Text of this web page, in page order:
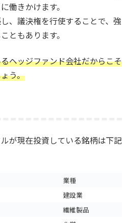
働きかけます。
、議決権を行使することで、強
ともあります。
ヘッジファンド会社だからこそ
う。
が現在投資している銘柄は下記
業種
建設業
繊維製品